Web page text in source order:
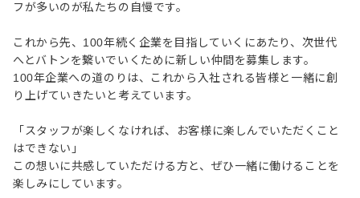
フが多いのが私たちの自慢です。
これから先、100年続く企業を目指していくにあたり、次世代
へとバトンを繋いでいくために新しい仲間を募集します。
100年企業への道のりは、これから入社される皆様と一緒に創
り上げていきたいと考えています。
「スタッフが楽しくなければ、お客様に楽しんでいただくこと
はできない」
この想いに共感していただける方と、ぜひ一緒に働けることを
楽しみにしています。